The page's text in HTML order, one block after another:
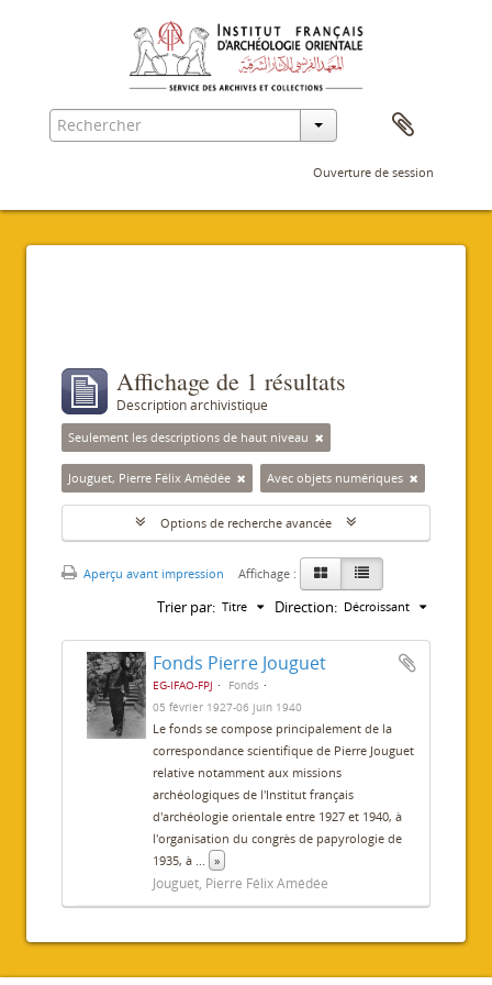
Ouverture de session
Affichage de 1 résultats
Description archivistique
Seulement les descriptions de haut niveau
Jouguet, Pierre Félix Amédée Avec objets numériques
Options de recherche avancée
Aperçu avant impression Affichage :
Trier par: Titre Direction: Décroissant
Fonds Pierre Jouguet
EG-IFAO-FPJ
Fonds
05 février 1927-06 juin 1940
Le fonds se compose principalement de la
correspondance scientifique de Pierre Jouguet
relative notamment aux missions
archéologiques de l'Institut français
d'archéologie orientale entre 1927 et 1940, à
l'organisation du congrès de papyrologie de
1935, à ... »
Jouguet, Pierre Félix Amédée